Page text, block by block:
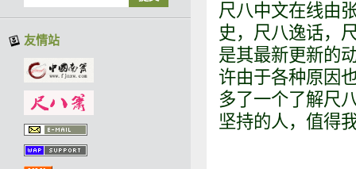
尺八中文在线由
史，尺八逸话，
是其最新更新的
许由于各种原因
多了一个了解尺
坚持的人，值得
友情站